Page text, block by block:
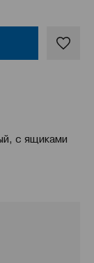
с ящиками